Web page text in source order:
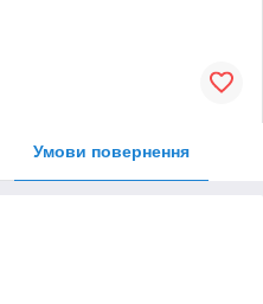
Умови повернення